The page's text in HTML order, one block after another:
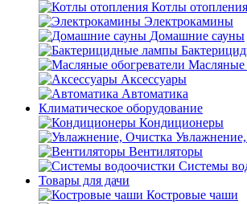
Котлы отопления
Электрокамины
Домашние сауны
Масляные
Аксессуары
Автоматика
Климатическое оборудование
Кондиционеры
Вентиляторы
Системы
Товары для дачи
Костровые чаши